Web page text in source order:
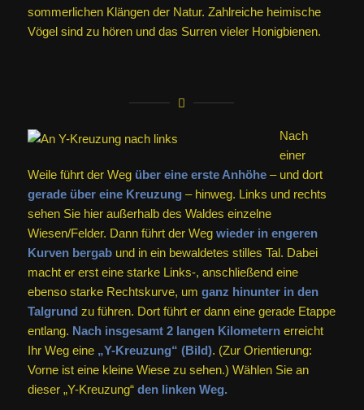
sommerlichen Klängen der Natur. Zahlreiche heimische
Vögel sind zu hören und das Surren vieler Honigbienen.
Nach
einer
Weile führt der Weg über eine erste Anhöhe– und dort
gerade über eine Kreuzung – hinweg. Links und rechts
sehen Sie hier außerhalb des Waldes einzelne
Wiesen/Felder. Dann führt der Weg wieder in engeren
Kurven bergabund in ein bewaldetes stilles Tal. Dabei
macht er erst eine starke Links-, anschließend eine
ebenso starke Rechtskurve, um ganz hinunter in den
Talgrund zu führen. Dort führt er dann eine gerade Etappe
entlang. Nach insgesamt 2 langen Kilometernerreicht
Ihr Weg eine „Y-Kreuzung“ (Bild). (Zur Orientierung:
Vorne ist eine kleine Wiese zu sehen.) Wählen Sie an
dieser „Y-Kreuzung“ den linken Weg.